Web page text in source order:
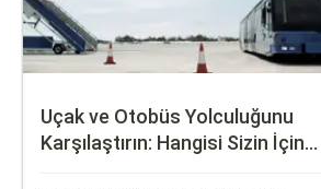
Uçak ve Otobüs Yolculuğunu
Karşılaştırın: Hangisi Sizin İçin